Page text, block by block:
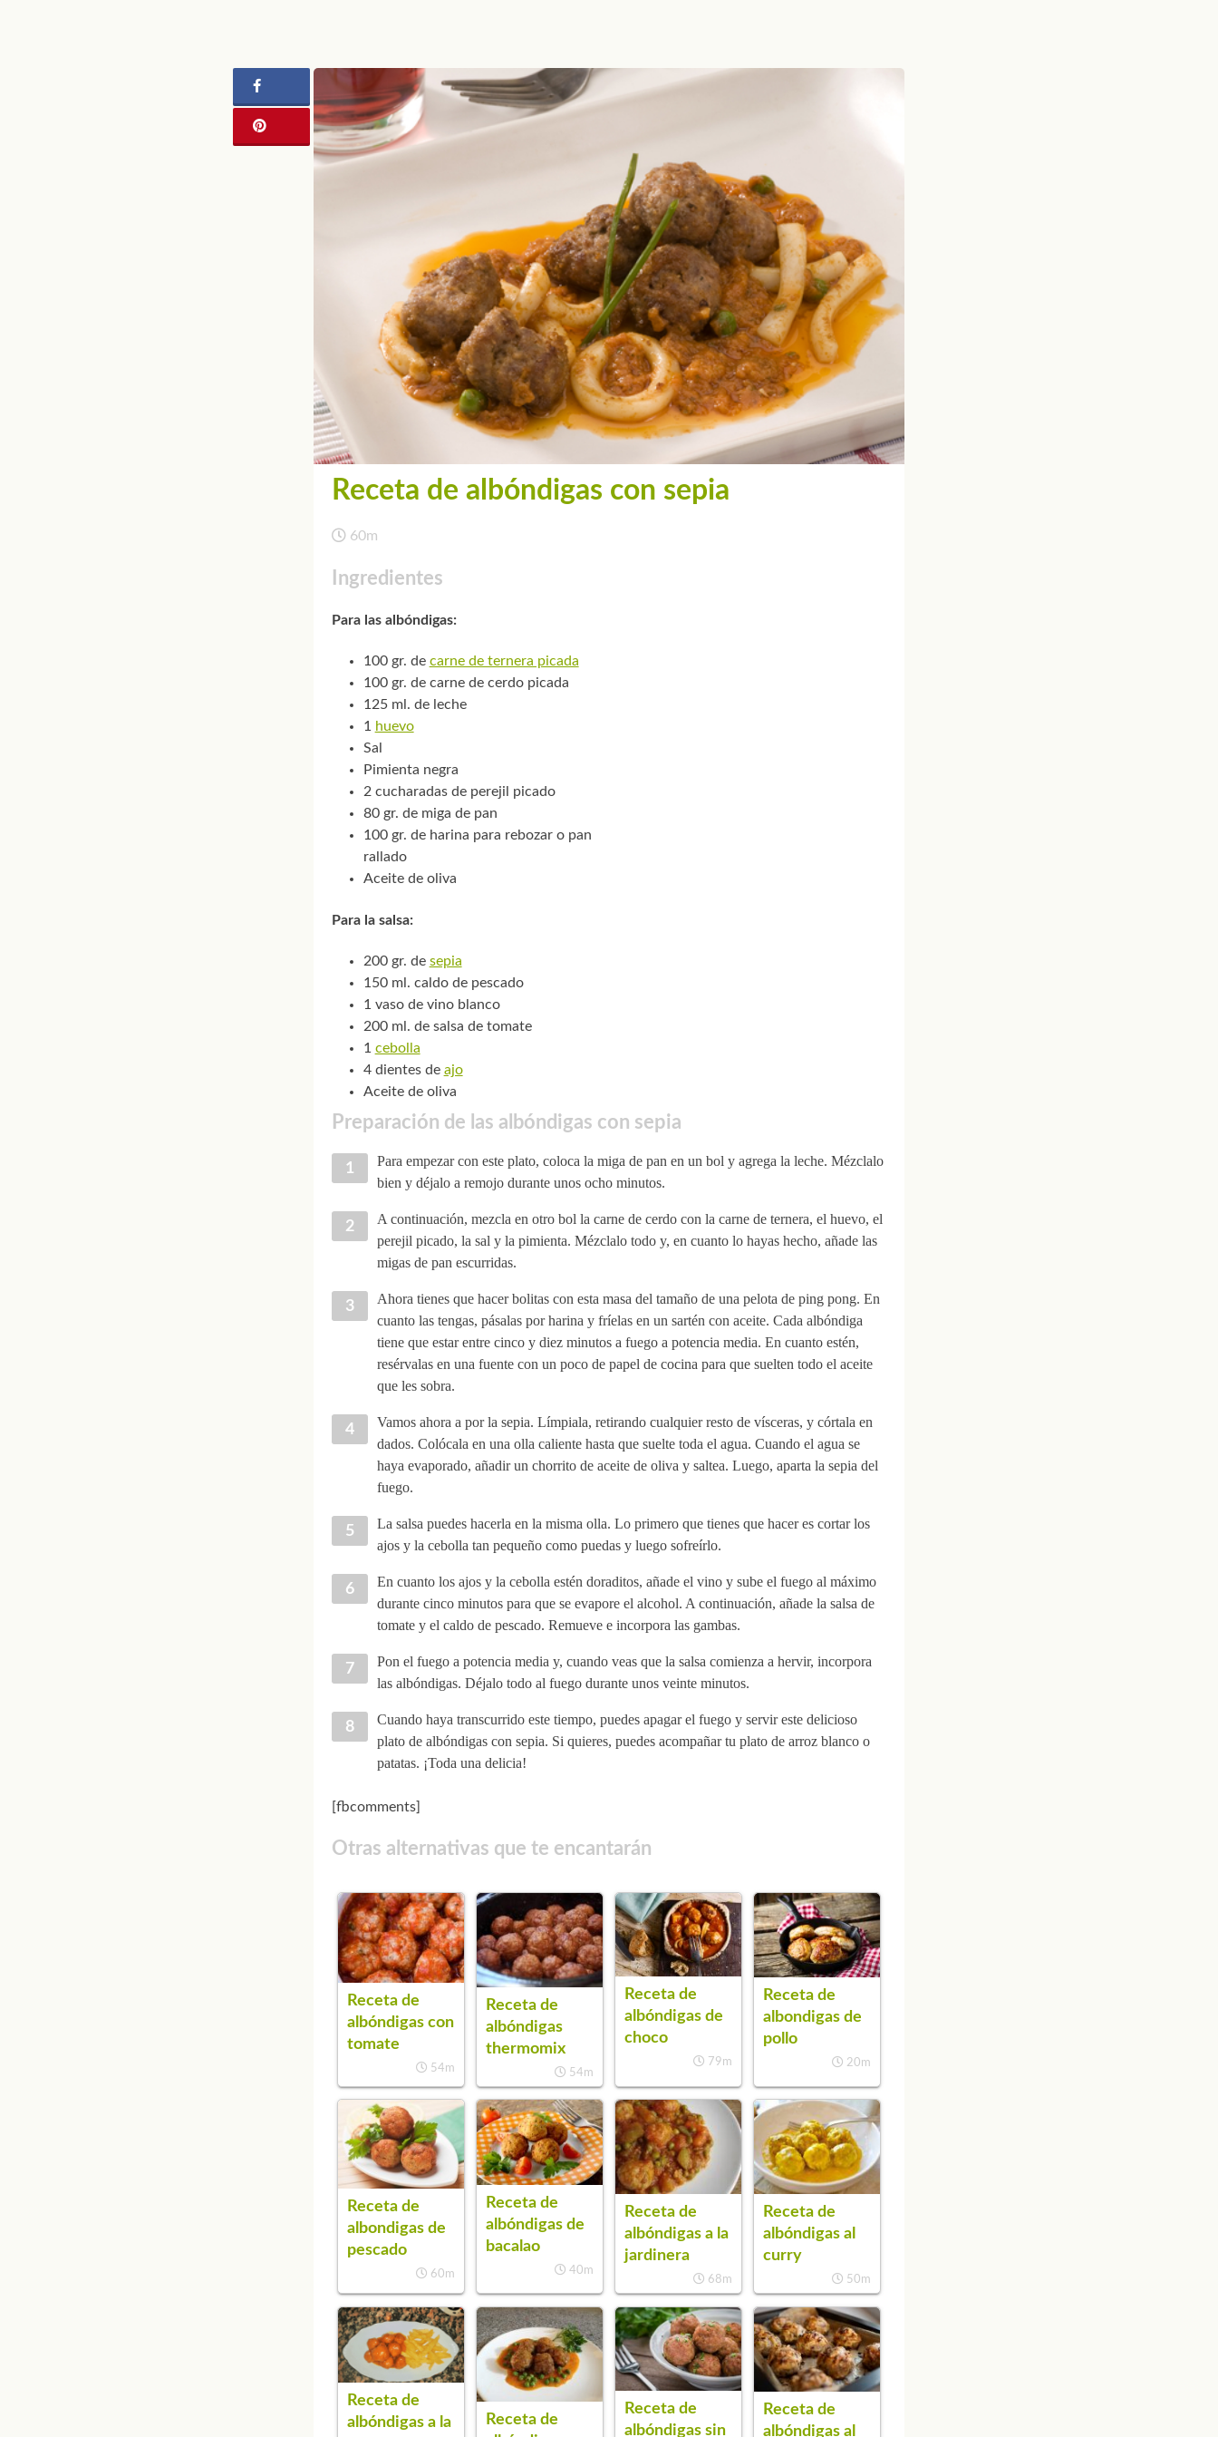
Receta de albóndigas con sepia
60m
Ingredientes
Para las albóndigas:
100 gr. de carne de ternera picada
100 gr. de carne de cerdo picada
125 ml. de leche
1 huevo
Sal
Pimienta negra
2 cucharadas de perejil picado
80 gr. de miga de pan
100 gr. de harina para rebozar o pan
rallado
Aceite de oliva
Para la salsa:
200 gr. de sepia
150 ml. caldo de pescado
1 vaso de vino blanco
200 ml. de salsa de tomate
1 cebolla
4 dientes de ajo
Aceite de oliva
Preparación de las albóndigas con sepia
Para empezar con este plato, coloca la miga de pan en un bol y agrega la leche. Mézclalo
bien y déjalo a remojo durante unos ocho minutos.
A continuación, mezcla en otro bol la carne de cerdo con la carne de ternera, el huevo, el
perejil picado, la sal y la pimienta. Mézclalo todo y, en cuanto lo hayas hecho, añade las
migas de pan escurridas.
Ahora tienes que hacer bolitas con esta masa del tamaño de una pelota de ping pong. En
cuanto las tengas, pásalas por harina y fríelas en un sartén con aceite. Cada albóndiga
tiene que estar entre cinco y diez minutos a fuego a potencia media. En cuanto estén,
resérvalas en una fuente con un poco de papel de cocina para que suelten todo el aceite
que les sobra.
Vamos ahora a por la sepia. Límpiala, retirando cualquier resto de vísceras, y córtala en
dados. Colócala en una olla caliente hasta que suelte toda el agua. Cuando el agua se
haya evaporado, añadir un chorrito de aceite de oliva y saltea. Luego, aparta la sepia del
fuego.
La salsa puedes hacerla en la misma olla. Lo primero que tienes que hacer es cortar los
ajos y la cebolla tan pequeño como puedas y luego sofreírlo.
En cuanto los ajos y la cebolla estén doraditos, añade el vino y sube el fuego al máximo
durante cinco minutos para que se evapore el alcohol. A continuación, añade la salsa de
tomate y el caldo de pescado. Remueve e incorpora las gambas.
Pon el fuego a potencia media y, cuando veas que la salsa comienza a hervir, incorpora
las albóndigas. Déjalo todo al fuego durante unos veinte minutos.
Cuando haya transcurrido este tiempo, puedes apagar el fuego y servir este delicioso
plato de albóndigas con sepia. Si quieres, puedes acompañar tu plato de arroz blanco o
patatas. ¡Toda una delicia!
[fbcomments]
Otras alternativas que te encantarán
Receta de
albóndigas con
tomate
54m
Receta de
albóndigas
thermomix
54m
Receta de
albóndigas de
choco
79m
Receta de
albondigas de
pollo
20m
Receta de
albondigas de
pescado
60m
Receta de
albóndigas de
bacalao
40m
Receta de
albóndigas a la
jardinera
68m
Receta de
albóndigas al
curry
50m
Receta de
albóndigas a la
Receta de
Receta de
albóndigas sin
Receta de
albóndigas al